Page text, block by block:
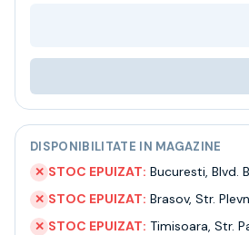
Despre noi
Livrare
Termeni si conditii
Politica de confidentialitate
Intrebari frecvente
DISPONIBILITATE IN MAGAZINE
✕ STOC EPUIZAT: Bucuresti, Blvd.
✕ STOC EPUIZAT: Brasov, Str.
✕ STOC EPUIZAT: Timisoara, Str.